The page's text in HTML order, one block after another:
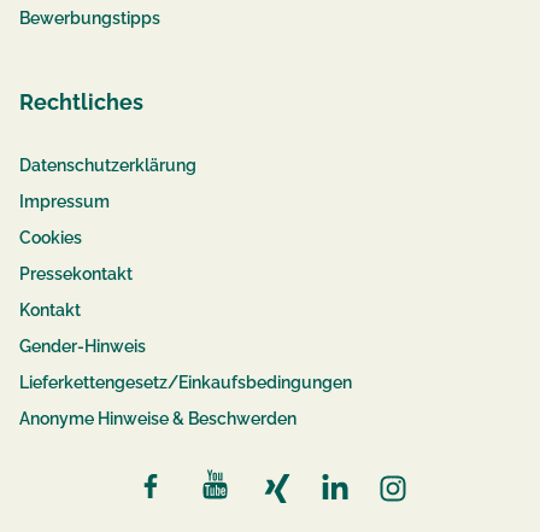
Bewerbungstipps
Rechtliches
Datenschutzerklärung
Impressum
Cookies
Pressekontakt
Kontakt
Gender-Hinweis
Lieferkettengesetz/Einkaufsbedingungen
Anonyme Hinweise & Beschwerden